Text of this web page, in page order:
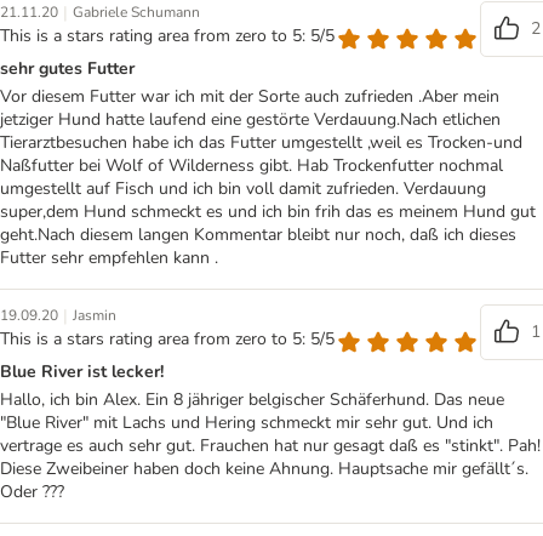
21.11.20 | Gabriele Schumann
This is a stars rating area from zero to 5: 5/5
2
sehr gutes Futter
Vor diesem Futter war ich mit der Sorte auch zufrieden .Aber mein
jetziger Hund hatte laufend eine gestörte Verdauung.Nach etlichen
Tierarztbesuchen habe ich das Futter umgestellt ,weil es Trocken-und
Naßfutter bei Wolf of Wilderness gibt. Hab Trockenfutter nochmal
umgestellt auf Fisch und ich bin voll damit zufrieden. Verdauung
super,dem Hund schmeckt es und ich bin frih das es meinem Hund gut
geht.Nach diesem langen Kommentar bleibt nur noch, daß ich dieses
Futter sehr empfehlen kann .
19.09.20 | Jasmin
This is a stars rating area from zero to 5: 5/5
1
Blue River ist lecker!
Hallo, ich bin Alex. Ein 8 jähriger belgischer Schäferhund. Das neue
"Blue River" mit Lachs und Hering schmeckt mir sehr gut. Und ich
vertrage es auch sehr gut. Frauchen hat nur gesagt daß es "stinkt". Pah!
Diese Zweibeiner haben doch keine Ahnung. Hauptsache mir gefällt´s.
Oder ???